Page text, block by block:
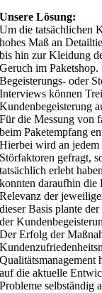
Unsere Lösung:
Um die tatsächlichen
hohes Maß an
bis hin zur Kleidung
Geruch im
Begeisterungs- oder
Interviews können
Kundenbegeisterung
Für die Messung von
beim Paketempfang
Hierbei wird an jedem
Störfaktoren gefragt,
tatsächlich erlebt
konnten daraufhin die
Relevanz der
dieser Basis plante
der
Der Erfolg der
auf die aktuelle
Probleme selbständig